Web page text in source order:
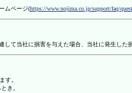
ムページ(https://www.nojima.co.jp/support/faq/
て当社に損害を与えた場合、当社に発生した
す。
き。